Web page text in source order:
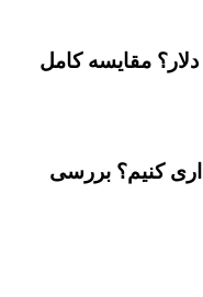
مقایسه کامل
کنیم؟ بررسی